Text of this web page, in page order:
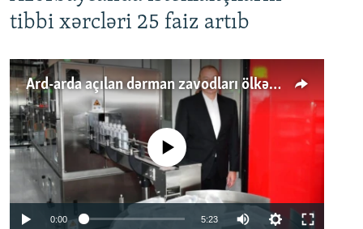
tibbi xərcləri 25 faiz artıb
Ard-arda açılan dərman zavodları ölkənin tələbatını ödəyirmi?
No media source currently available
0:00 5:23